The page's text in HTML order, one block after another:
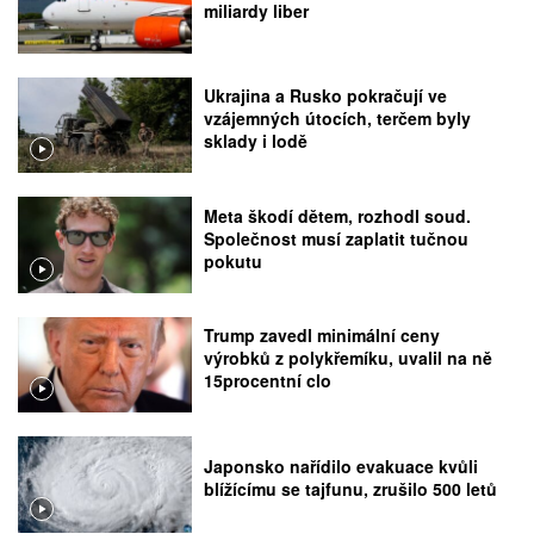
miliardy liber
Ukrajina a Rusko pokračují ve
vzájemných útocích, terčem byly
sklady i lodě
Meta škodí dětem, rozhodl soud.
Společnost musí zaplatit tučnou
pokutu
Trump zavedl minimální ceny
výrobků z polykřemíku, uvalil na ně
15procentní clo
Japonsko nařídilo evakuace kvůli
blížícímu se tajfunu, zrušilo 500 letů